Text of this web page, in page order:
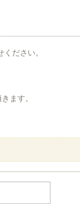
ださい。
ます。